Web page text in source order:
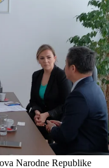
Narodne Republike